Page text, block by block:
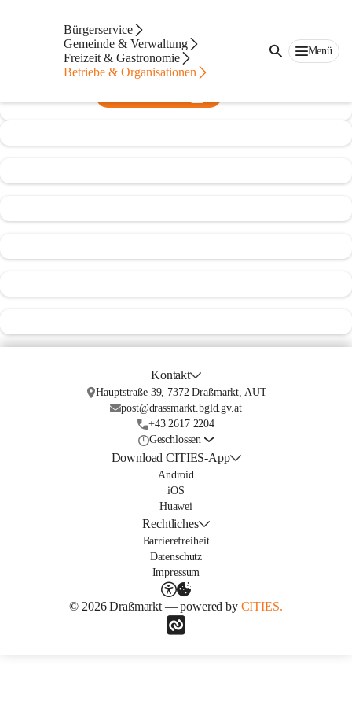
Bürgerservice
Gemeinde & Verwaltung
Freizeit & Gastronomie
Betriebe & Organisationen
Menü
Pfarre Draßmarkt
@pfarre-drassmarkt
Verein, Pfarre
Kontakt
Hauptstraße 39, 7372 Draßmarkt, AUT
post@drassmarkt.bgld.gv.at
+43 2617 2204
Geschlossen
Download CITIES-App
Android
iOS
Huawei
Rechtliches
Barrierefreiheit
Datenschutz
Impressum
© 2026 Draßmarkt — powered by CITIES.